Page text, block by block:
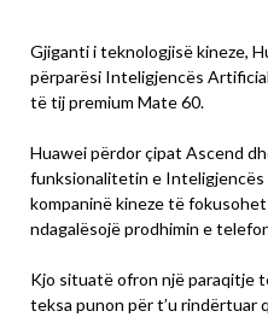
Gjiganti i teknologjisë kineze,
përparësi Inteligjencës
të tij premium Mate 60.
Huawei përdor çipat Ascend
funksionalitetin e Inteligjencës
kompaninë kineze të
ndagalësojë prodhimin e
Kjo situatë ofron një paraqitje
teksa punon për t’u rindërtuar